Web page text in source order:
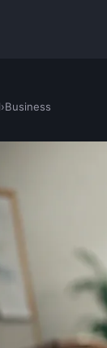
›Business